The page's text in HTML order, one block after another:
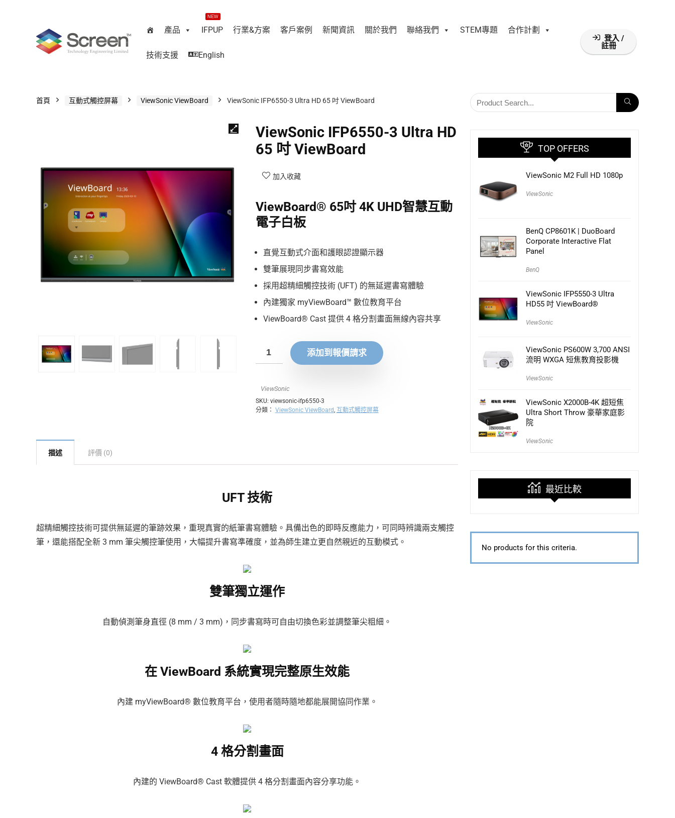
產品
NEW
IFPUP 行業&方案 客戶案例 新聞資訊 關於我們 聯絡我們 STEM專題 合作計劃
技術支援 English
登入 /
註冊
首頁 互動式觸控屏幕 ViewSonic ViewBoard ViewSonic IFP6550-3 Ultra HD 65 吋 ViewBoard
ViewSonic IFP6550-3 Ultra HD
65 吋 ViewBoard
加入收藏
ViewBoard® 65吋 4K UHD智慧互動
電子白板
直覺互動式介面和護眼認證顯示器
雙筆展現同步書寫效能
採用超精細觸控技術 (UFT) 的無延遲書寫體驗
內建獨家 myViewBoard™ 數位教育平台
ViewBoard® Cast 提供 4 格分割畫面無線內容共享
添加到報價請求
ViewSonic
SKU: viewsonic-ifp6550-3
分類： ViewSonic ViewBoard, 互動式觸控屏幕
描述 評價 (0)
UFT 技術
超精細觸控技術可提供無延遲的筆跡效果，重現真實的紙筆書寫體驗。具備出色的即時反應能力，可同時辨識兩支觸控
筆，還能搭配全新 3 mm 筆尖觸控筆使用，大幅提升書寫準確度，並為師生建立更自然親近的互動模式。
雙筆獨立運作
自動偵測筆身直徑 (8 mm / 3 mm)，同步書寫時可自由切換色彩並調整筆尖粗細。
在 ViewBoard 系統實現完整原生效能
內建 myViewBoard® 數位教育平台，使用者隨時隨地都能展開協同作業。
4 格分割畫面
內建的 ViewBoard® Cast 軟體提供 4 格分割畫面內容分享功能。
TOP OFFERS
ViewSonic M2 Full HD 1080p
ViewSonic
BenQ CP8601K | DuoBoard
Corporate Interactive Flat
Panel
BenQ
ViewSonic IFP5550-3 Ultra
HD55 吋 ViewBoard®
ViewSonic
ViewSonic PS600W 3,700 ANSI
流明 WXGA 短焦教育投影機
ViewSonic
ViewSonic X2000B-4K 超短焦
Ultra Short Throw 豪華家庭影
院
ViewSonic
最近比較
No products for this criteria.